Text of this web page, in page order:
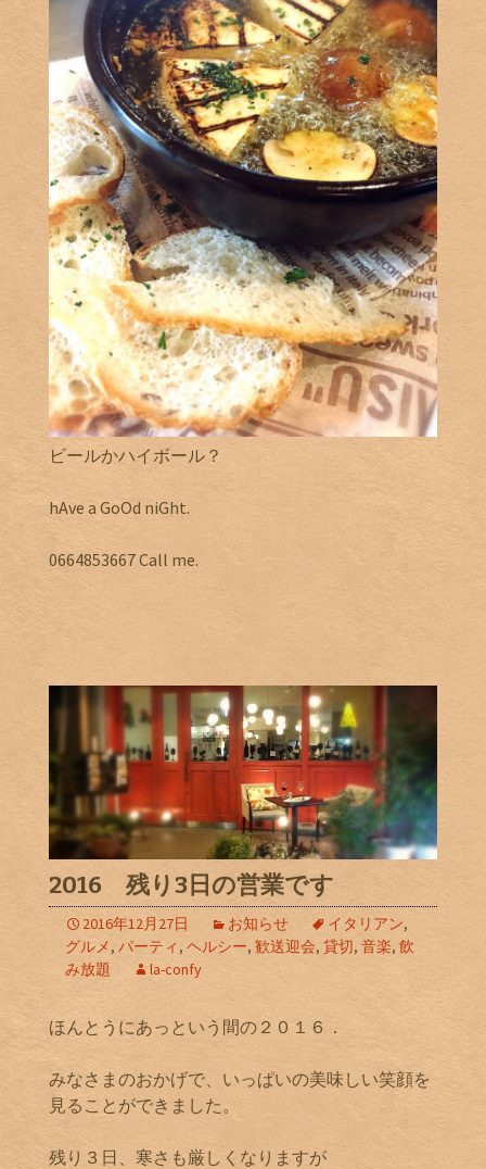
ビールかハイボール？
hAve a GoOd niGht.
0664853667 Call me.
2016 残り3日の営業です
2016年12月27日 お知らせ イタリアン,
グルメ , パーティ , ヘルシー, 歓送迎会, 貸切, 音楽, 飲
み放題
la-confy
ほんとうにあっという間の２０１６．
みなさまのおかげで、いっぱいの美味しい笑顔を
見ることができました。
残り３日、寒さも厳しくなりますが